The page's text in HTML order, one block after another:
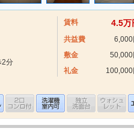
2分
賃料 4.5万
共益費
6,000
敷金
50,000
礼金
100,000